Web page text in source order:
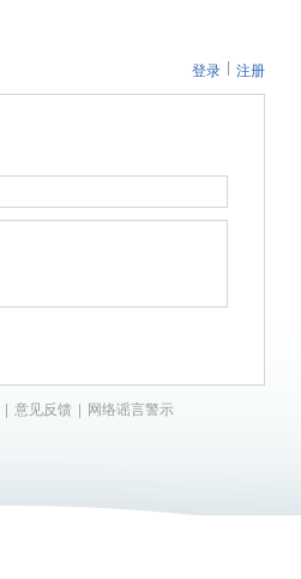
登录 注册
| 意见反馈 | 网络谣言警示